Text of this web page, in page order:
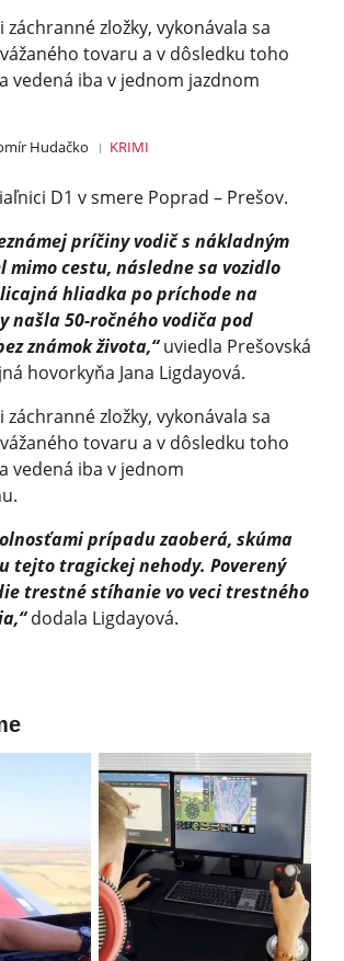
zložky, vykonávala sa
tovaru a v dôsledku toho
vedená iba v jednom jazdnom
Hudačko KRIMI
D1 v smere Poprad – Prešov.
príčiny vodič s nákladným
mimo cestu, následne sa vozidlo
hliadka po príchode na
našla 50-ročného vodiča pod
známok života,“uviedla Prešovská
hovorkyňa Jana Ligdayová.
zložky, vykonávala sa
tovaru a v dôsledku toho
vedená iba v jednom
prípadu zaoberá, skúma
tejto tragickej nehody. Poverený
trestné stíhanie vo veci trestného
dodala Ligdayová.